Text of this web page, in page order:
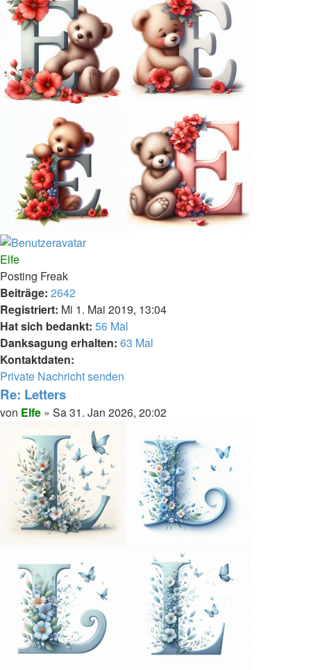
Nach
oben
Elfe
Posting Freak
Beiträge: 2642
Registriert: Mi 1. Mai 2019, 13:04
Hat sich bedankt: 56 Mal
Danksagung erhalten: 63 Mal
Kontaktdaten:
Kontaktdaten
von
Elfe
Private Nachricht senden
Re: Letters
Melden
Zitieren
Beitrag
von Elfe » Sa 31. Jan 2026, 20:02